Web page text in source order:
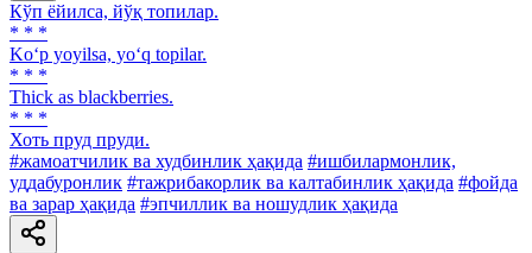
Кўп ёйилса, йўқ топилар.
* * *
Ko‘p yoyilsa, yo‘q topilar.
* * *
Thick as blackberries.
* * *
Хоть пруд пруди.
#жамоатчилик ва худбинлик ҳақида #ишбилармонлик,
уддабуронлик #тажрибакорлик ва калтабинлик ҳақида #фойда
ва зарар ҳақида #эпчиллик ва ношудлик ҳақида